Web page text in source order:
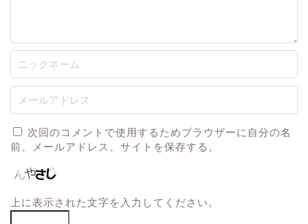
次回のコメントで使用するためブラウザーに自分の名
前、メールアドレス、サイトを保存する。
上に表示された文字を入力してください。